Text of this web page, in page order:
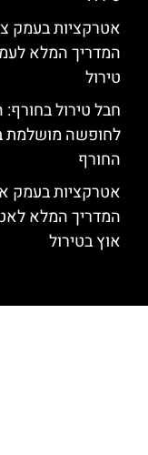
המדריך המלא
טירול
חבל טירול
לחופשה מושלמת
החורף
המדריך המלא
אוץ בטירול